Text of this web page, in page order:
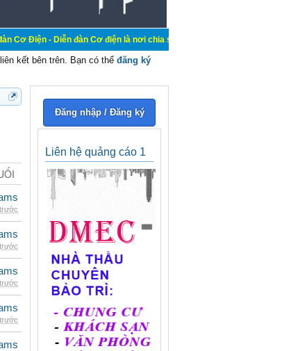
Diễn đàn Cơ điện là nơi chia sẽ kiến thức kinh nghiệm trong lãnh
kết bên trên. Bạn có thể đăng ký
Đăng nhập / Đăng ký
Liên hệ quảng cáo 1